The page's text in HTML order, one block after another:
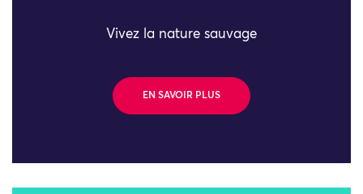
Vivez la nature sauvage
EN SAVOIR PLUS